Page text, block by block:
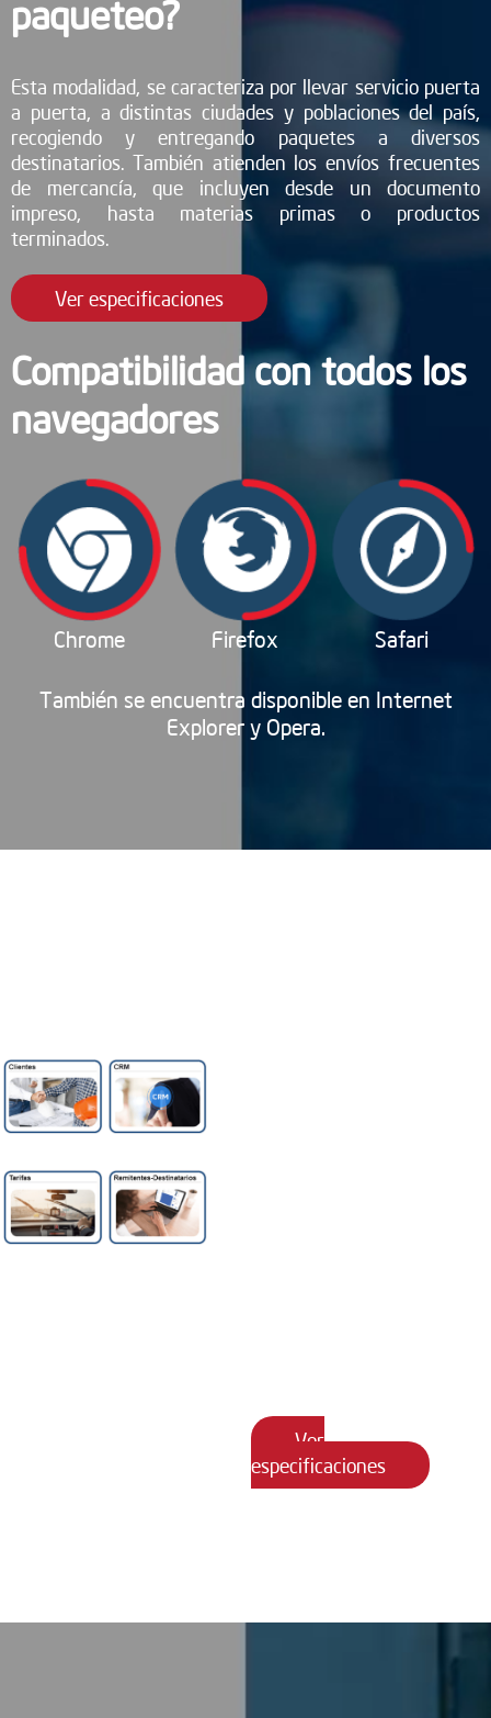
paqueteo?
Esta modalidad, se caracteriza por llevar servicio puerta
a puerta, a distintas ciudades y poblaciones del país,
recogiendo y entregando paquetes a diversos
destinatarios. También atienden los envíos frecuentes
de mercancía, que incluyen desde un documento
impreso, hasta materias primas o productos
terminados.
Ver especificaciones
Compatibilidad con todos los
navegadores
Chrome Firefox Safari
También se encuentra disponible en Internet
Explorer y Opera.
Ver
especificaciones